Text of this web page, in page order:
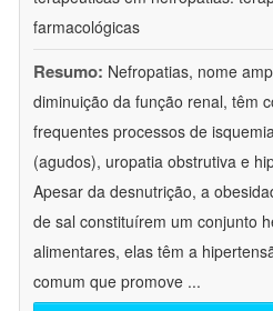
farmacológicas
Resumo: Nefropatias, nome
diminuição da função renal, têm
frequentes processos de
(agudos), uropatia obstrutiva e
Apesar da desnutrição, a
de sal constituírem um conjunto
alimentares, elas têm a
comum que promove ...